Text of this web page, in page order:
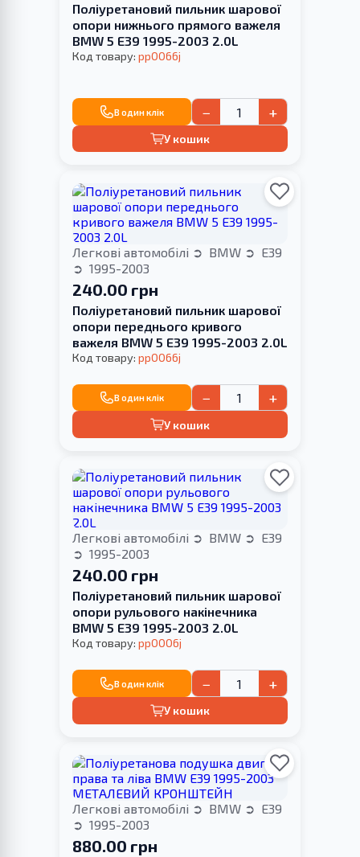
Поліуретановий пильник шарової
опори нижнього прямого важеля
BMW 5 E39 1995-2003 2.0L
Код товару: pp0066j
В один клік − +
У кошик
Легкові автомобілі BMW
E39
1995-2003
240.00 грн
Поліуретановий пильник шарової
опори переднього кривого
важеля BMW 5 E39 1995-2003 2.0L
Код товару: pp0066j
В один клік − +
У кошик
Легкові автомобілі BMW
E39
1995-2003
240.00 грн
Поліуретановий пильник шарової
опори рульового накінечника
BMW 5 E39 1995-2003 2.0L
Код товару: pp0006j
В один клік − +
У кошик
Легкові автомобілі BMW
E39
1995-2003
880.00 грн